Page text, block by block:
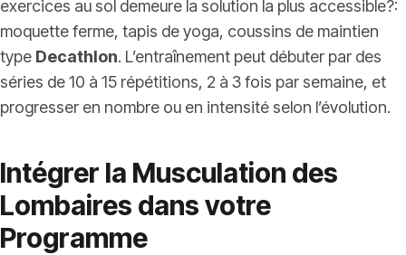
exercices au sol demeure la solution la plus accessible?:
moquette ferme, tapis de yoga, coussins de maintien
type Decathlon. L’entraînement peut débuter par des
séries de 10 à 15 répétitions, 2 à 3 fois par semaine, et
progresser en nombre ou en intensité selon l’évolution.
Intégrer la Musculation des
Lombaires dans votre
Programme